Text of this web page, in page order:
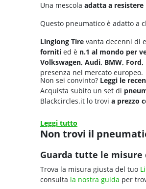
Una mescola adatta a
Questo pneumatico è adatto a
Linglong Tire vanta decenni di
forniti ed è n.1 al mondo per
Volkswagen, Audi, BMW,
presenza nel mercato europeo.
Non sei convinto? Leggi le
Acquista subito un set di
Blackcircles.it lo trovi a prezzo
Leggi tutto
Non trovi il
Guarda tutte le misure
Trova la misura giusta del tuo
consulta la nostra guida per